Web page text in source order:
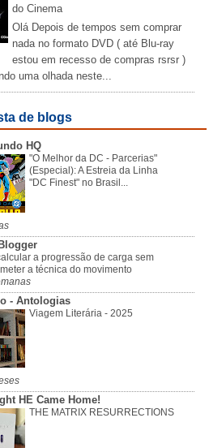
do Cinema
Olá Depois de tempos sem comprar
nada no formato DVD ( até Blu-ray
estou em recesso de compras rsrsr )
uma olhada neste...
de blogs
HQ
"O Melhor da DC - Parcerias"
(Especial): A Estreia da Linha
"DC Finest" no Brasil...
a progressão de carga sem
a técnica do movimento
- Antologias
Viagem Literária - 2025
HE Came Home!
THE MATRIX RESURRECTIONS